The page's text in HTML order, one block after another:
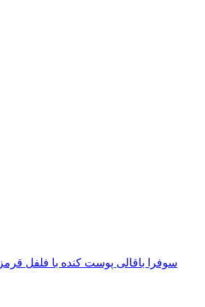
سوفرا باقالی پوست کنده با فلفل قرمز 400 گرم